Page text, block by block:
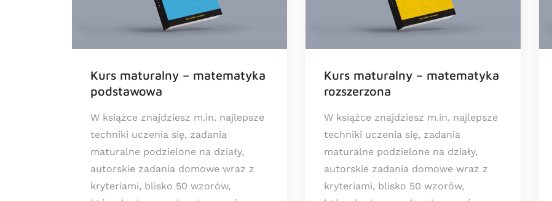
Kurs maturalny – matematyka
podstawowa
W książce znajdziesz m.in. najlepsze
techniki uczenia się, zadania
maturalne podzielone na działy,
autorskie zadania domowe wraz z
kryteriami, blisko 50 wzorów,
Kurs maturalny – matematyka
rozszerzona
W książce znajdziesz m.in. najlepsze
techniki uczenia się, zadania
maturalne podzielone na działy,
autorskie zadania domowe wraz z
kryteriami, blisko 50 wzorów,